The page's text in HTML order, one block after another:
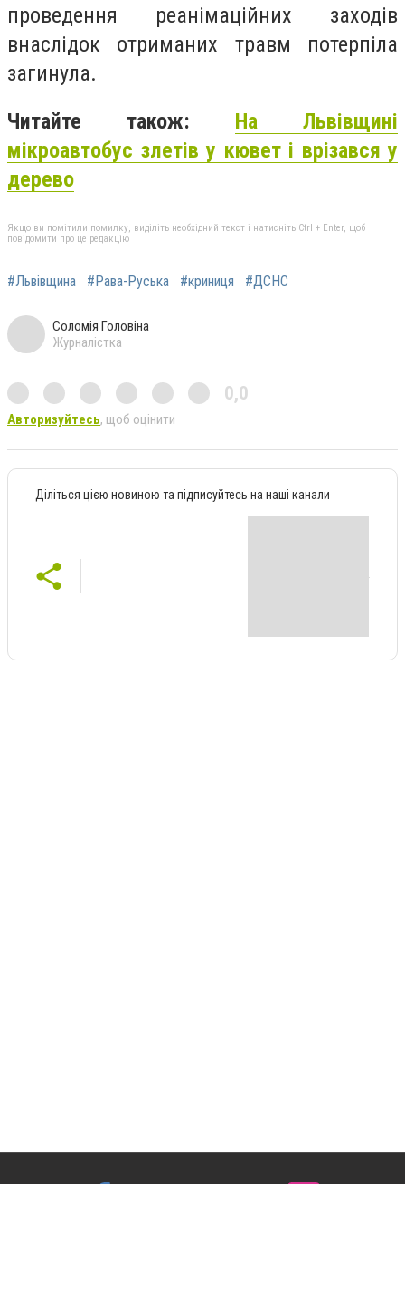
проведення реанімаційних заходів
внаслідок отриманих травм потерпіла
загинула.
Читайте також: На Львівщині
мікроавтобус злетів у кювет і врізався у
дерево
Якщо ви помітили помилку, виділіть необхідний текст і натисніть Ctrl + Enter, щоб
повідомити про це редакцію
#Львівщина #Рава-Руська #криниця #ДСНС
Соломія Головіна
Журналістка
0,0
Авторизуйтесь, щоб оцінити
Діліться цією новиною та підписуйтесь на наші канали